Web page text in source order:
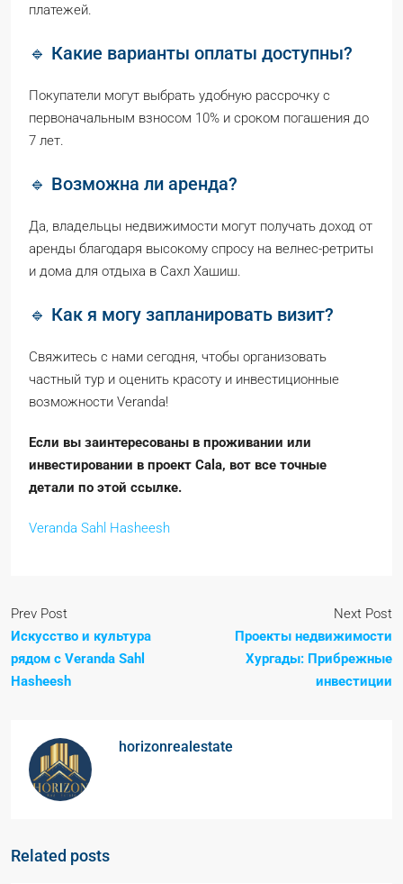
платежей.
🔹 Какие варианты оплаты доступны?
Покупатели могут выбрать удобную рассрочку с
первоначальным взносом 10% и сроком погашения до
7 лет.
🔹 Возможна ли аренда?
Да, владельцы недвижимости могут получать доход от
аренды благодаря высокому спросу на велнес-ретриты
и дома для отдыха в Сахл Хашиш.
🔹 Как я могу запланировать визит?
Свяжитесь с нами сегодня, чтобы организовать
частный тур и оценить красоту и инвестиционные
возможности Veranda!
Если вы заинтересованы в проживании или
инвестировании в проект Cala, вот все точные
детали по этой ссылке.
Veranda Sahl Hasheesh
Prev Post
Искусство и культура
рядом с Veranda Sahl
Hasheesh
Next Post
Проекты недвижимости
Хургады: Прибрежные
инвестиции
horizonrealestate
Related posts